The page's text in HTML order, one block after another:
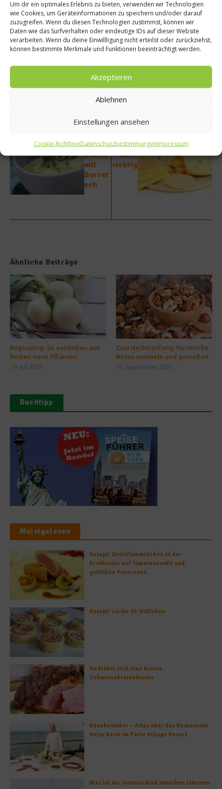
Um dir ein optimales Erlebnis zu bieten, verwenden wir Technologien
wie Cookies, um Geräteinformationen zu speichern und/oder darauf
zuzugreifen. Wenn du diesen Technologien zustimmst, können wir
Daten wie das Surfverhalten oder eindeutige IDs auf dieser Website
verarbeiten. Wenn du deine Einwillligung nicht erteilst oder zurückziehst,
können bestimmte Merkmale und Funktionen beeinträchtigt werden.
Akzeptieren
Ablehnen
Einstellungen ansehen
Cookie-RichtlinieDatenschutzbestimmungenImpressum
werden.
Mehr zum Thema: Wie man Käse richtig lagert
Rezept
Gurke
nsalat
mit
Borret
sch
Wie
man
Käse
richtig
Ähnliche Beiträge
Regrowing: So entstehen aus
Resten neue Pflanzen
19. Juli 2021
Zum Herbstanfang: Heimische
Nüsse sammeln und genießen
10. September 2020
Buchtipp
Meistgelesen
Rezept: Deichlammrücken in der
Brotkruste auf Tomatenconfit und
gefüllten Poveraden
Rezept: Lachs-Ei-Röllchen
So bildet sich eine krosse
Schweinebratenkruste
Beachcomber – Alles über das Restaurant
Heinz Beck im Forte Village Resort
Was ist der Unterschied zwischen Limonen